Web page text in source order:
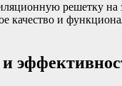
решетку на
качество и